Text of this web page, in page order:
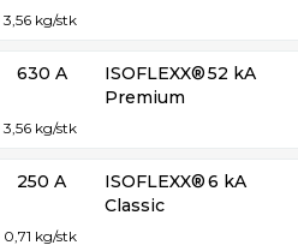
3,56 kg/stk
630 A
ISOFLEXX®
Premium
52 kA
3,56 kg/stk
250 A
ISOFLEXX®
Classic
6 kA
0,71 kg/stk